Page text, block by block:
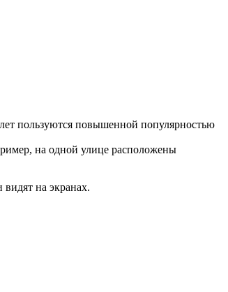
пользуются повышенной популярностью
на одной улице расположены
видят на экранах.